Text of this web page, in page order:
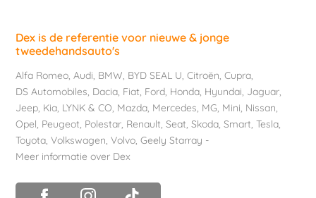
Dex is de referentie voor nieuwe & jonge
tweedehandsauto's
Alfa Romeo,Audi, BMW, BYD SEAL U,Citroën,Cupra,
DS Automobiles, Dacia, Fiat, Ford, Honda, Hyundai, Jaguar,
Jeep, Kia, LYNK & CO, Mazda, Mercedes, MG, Mini, Nissan,
Opel, Peugeot, Polestar, Renault,Seat,Skoda,Smart,Tesla,
Toyota,Volkswagen,Volvo,Geely Starray -
Meer informatie over Dex